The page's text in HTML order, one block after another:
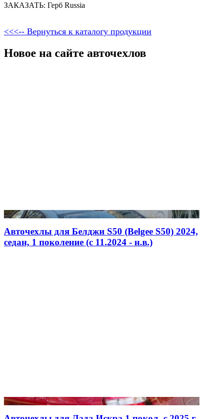
ЗАКАЗАТЬ: Герб Russia
<<<-- Вернуться к каталогу продукции
Новое на сайте авточехлов
Авточехлы для Белджи S50 (Belgee S50) 2024,
седан, 1 поколение (c 11.2024 - н.в.)